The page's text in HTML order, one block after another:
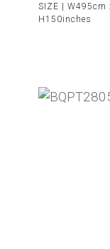
SIZE | W495cm
H150inches